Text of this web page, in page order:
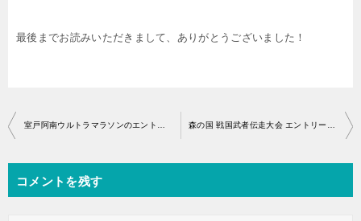
最後までお読みいただきまして、ありがとうございました！
投
稿
ナ
ビコメントを残す